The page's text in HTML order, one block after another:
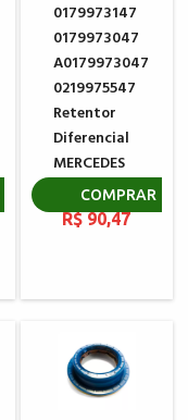
0179973147
0179973047
A0179973047
0219975547
Retentor
Diferencial
MERCEDES
BENZ
R$ 90,47
COMPRAR